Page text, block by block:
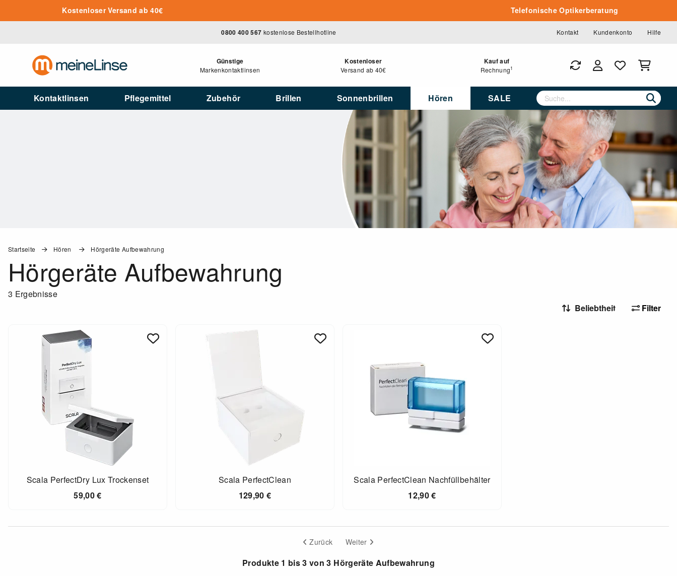
Zum Hauptinhalt springenKostenloser Versand ab 40€ Telefonische Optikerberatung
0800 400 567 kostenlose Bestellhotline Kontakt Kundenkonto Hilfe
Günstige
Markenkontaktlinsen
Kostenloser
Versand ab 40€
Kauf auf
Rechnung1
Kontaktlinsen Pflegemittel Zubehör Brillen Sonnenbrillen Hören SALE
Startseite Hören Hörgeräte Aufbewahrung
Hörgeräte Aufbewahrung
3 Ergebnisse
Filter
Scala PerfectDry Lux Trockenset
59,00€
Scala PerfectClean
129,90€
Scala PerfectClean Nachfüllbehälter
12,90€
Zurück Weiter
Produkte 1 bis 3 von 3 Hörgeräte Aufbewahrung